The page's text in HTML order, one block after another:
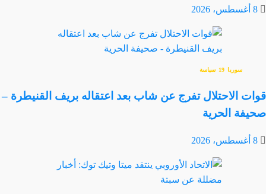
8 أغسطس، 2026
سوريا سياسة
قوات الاحتلال تفرج عن شاب بعد اعتقاله بريف القنيطرة –
صحيفة الحرية
8 أغسطس، 2026